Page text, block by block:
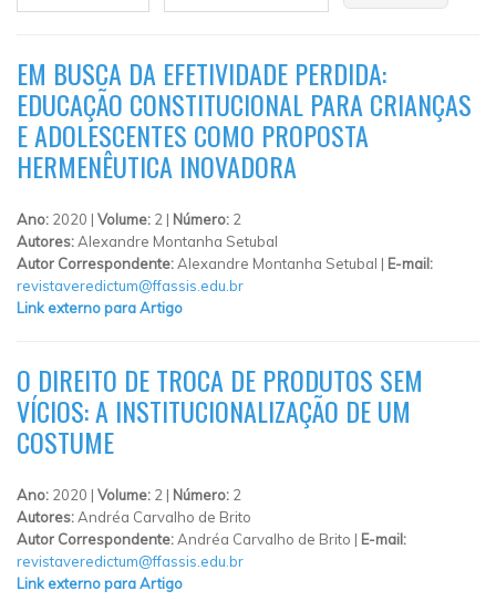
EM BUSCA DA EFETIVIDADE PERDIDA:
EDUCAÇÃO CONSTITUCIONAL PARA CRIANÇAS
E ADOLESCENTES COMO PROPOSTA
HERMENÊUTICA INOVADORA
Ano: 2020 | Volume: 2 | Número: 2
Autores:Alexandre Montanha Setubal
Autor Correspondente:Alexandre Montanha Setubal | E-mail:
revistaveredictum@ffassis.edu.br
Link externo para Artigo
O DIREITO DE TROCA DE PRODUTOS SEM
VÍCIOS: A INSTITUCIONALIZAÇÃO DE UM
COSTUME
Ano: 2020 | Volume: 2 | Número: 2
Autores:Andréa Carvalho de Brito
Autor Correspondente:Andréa Carvalho de Brito | E-mail:
revistaveredictum@ffassis.edu.br
Link externo para Artigo